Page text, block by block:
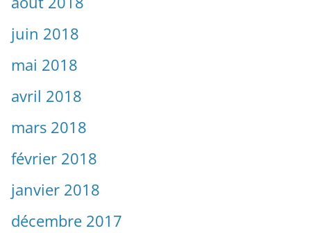
juin 2018
mai 2018
avril 2018
mars 2018
février 2018
janvier 2018
décembre 2017